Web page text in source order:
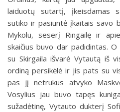
laiduotų sutartį, įkeisdamas
sutiko ir pasiuntė įkaitais savo
Mykolu, seserį Ringailę ir
skaičius buvo dar padidintas. O
su Skirgaila išvarė Vytautą iš
ordiną persikėlė ir jis pats su
pas jį netrukus atvyko
Vosylius jau buvo tapęs
sužadėtinę, Vytauto dukterį